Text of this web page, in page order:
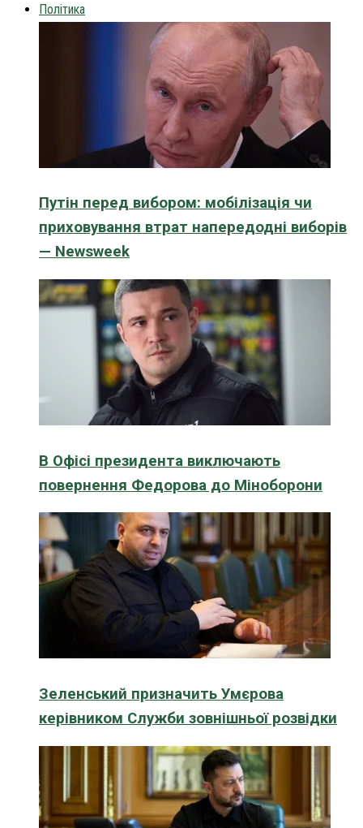
Політика
Путін перед вибором: мобілізація чи
приховування втрат напередодні виборів
— Newsweek
В Офісі президента виключають
повернення Федорова до Міноборони
Зеленський призначить Умєрова
керівником Служби зовнішньої розвідки